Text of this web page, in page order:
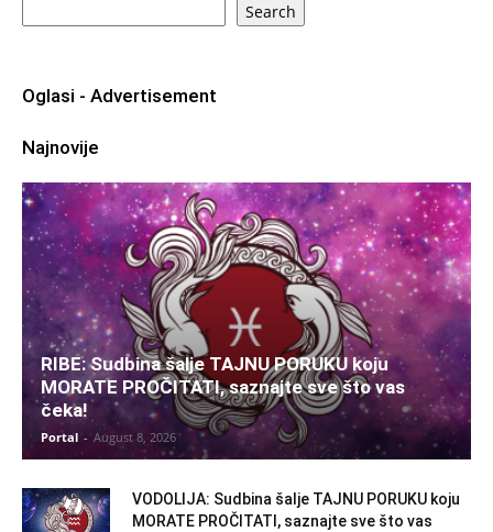
Search
Oglasi - Advertisement
Najnovije
RIBE: Sudbina šalje TAJNU PORUKU koju
MORATE PROČITATI, saznajte sve što vas
čeka!
Portal - August 8, 2026
VODOLIJA: Sudbina šalje TAJNU PORUKU koju
MORATE PROČITATI, saznajte sve što vas